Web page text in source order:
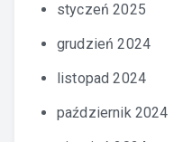
styczeń 2025
grudzień 2024
listopad 2024
październik 2024